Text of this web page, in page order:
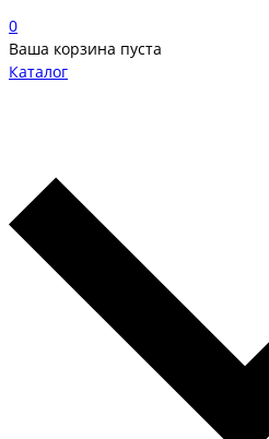
0
Ваша корзина пуста
Каталог